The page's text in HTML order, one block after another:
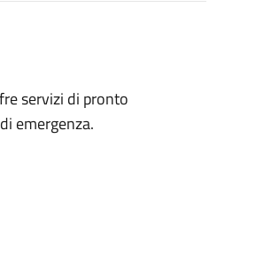
servizi di pronto
emergenza.